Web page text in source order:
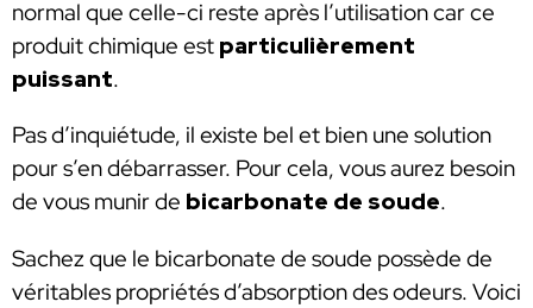
normal que celle-ci reste après l’utilisation car ce
produit chimique est particulièrement
puissant.
Pas d’inquiétude, il existe bel et bien une solution
pour s’en débarrasser. Pour cela, vous aurez besoin
de vous munir de bicarbonate de soude.
Sachez que le bicarbonate de soude possède de
véritables propriétés d’absorption des odeurs. Voici